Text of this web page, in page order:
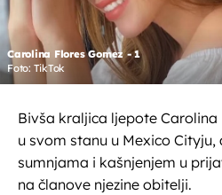
Carolina Flores Gomez - 1
Foto: TikTok
Bivša kraljica ljepote Carolina
u svom stanu u Mexico
sumnjama i kašnjenjem u
na članove njezine obitelji.